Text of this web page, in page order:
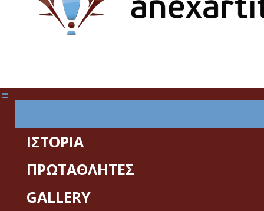
ΙΣΤΟΡΙΑ
ΠΡΩΤΑΘΛΗΤΕΣ
GALLERY